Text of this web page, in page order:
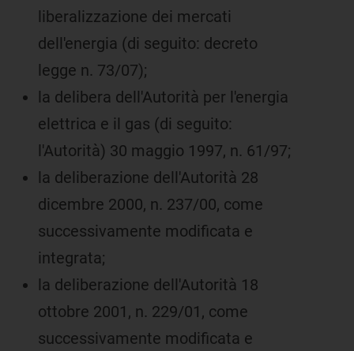
liberalizzazione dei mercati
dell'energia (di seguito: decreto
legge n. 73/07);
la delibera dell'Autorità per l'energia
elettrica e il gas (di seguito:
l'Autorità) 30 maggio 1997, n. 61/97;
la deliberazione dell'Autorità 28
dicembre 2000, n. 237/00, come
successivamente modificata e
integrata;
la deliberazione dell'Autorità 18
ottobre 2001, n. 229/01, come
successivamente modificata e